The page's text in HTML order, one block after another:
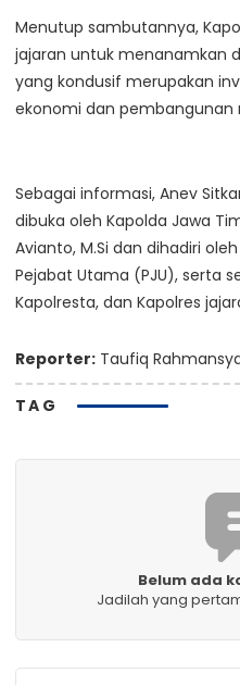
Menutup sambutannya,
jajaran untuk menanamkan
yang kondusif merupakan
ekonomi dan pembangunan
Sebagai informasi, Anev
dibuka oleh Kapolda Jawa
Avianto, M.Si dan dihadiri
Pejabat Utama (PJU), serta
Kapolresta, dan Kapolres
Reporter: Taufiq
TAG
Belum ada
Jadilah yang